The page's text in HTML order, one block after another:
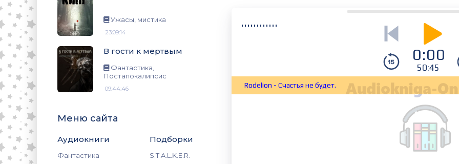
Ужасы, мистика
23:09:14
В гости к мертвым
Фантастика,
Постапокалипсис
09:44:46
Меню сайта
Аудиокниги
Фантастика
Подборки
S.T.A.L.K.E.R.
0:00
50:45
Rodelion - Счастья не будет.